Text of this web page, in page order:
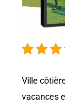
Ville
vacances